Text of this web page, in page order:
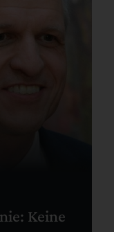
Keine